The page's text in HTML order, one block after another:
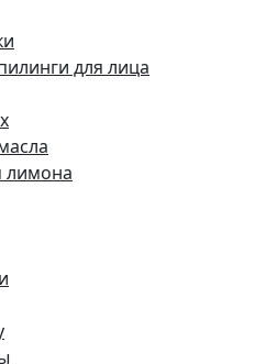
для лица
лимона